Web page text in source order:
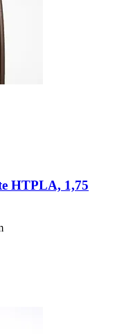
HTPLA, 1,75